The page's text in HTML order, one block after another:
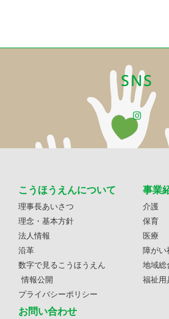
SNS
こうほうえんについて
理事長あいさつ
理念・基本方針
法人情報
沿革
数字で見るこうほうえん
情報公開
プライバシーポリシー
お問い合わせ
事業
介護
保育
医療
障がい
地域総
福祉用